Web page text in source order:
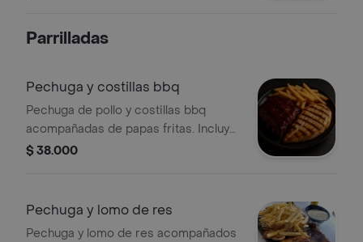
Parrilladas
Pechuga y costillas bbq
Pechuga de pollo y costillas bbq
acompañadas de papas fritas. Incluye
salsas de la casa y opción de elegir
$ 38.000
Pechuga y lomo de res
Pechuga y lomo de res acompañados